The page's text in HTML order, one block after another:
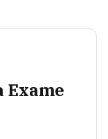
Exame